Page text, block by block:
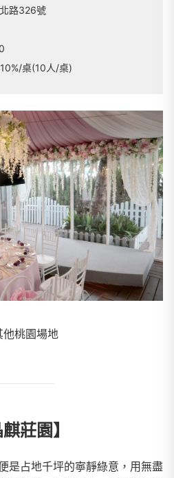
路326號
桌(10人/桌)
他桃園場地
麒莊園】
是占地千坪的寧靜綠意，用無盡